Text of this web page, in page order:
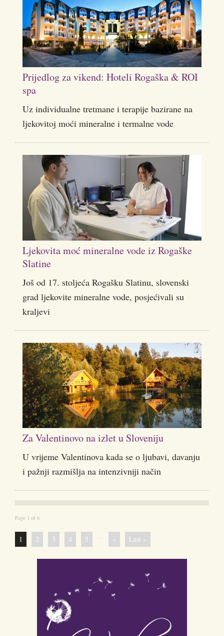
Prijedlog za vikend: Hoteli Rogaška & ROI
spa
Uz individualne tretmane i terapije bazirane na
ljekovitoj moći mineralne i termalne vode
Ljekovita moć mineralne vode iz Rogaške
Slatine
Još od 17. stoljeća Rogašku Slatinu, slovenski
grad ljekovite mineralne vode, posjećivali su
kraljevi
Za Valentinovo na izlet u Sloveniju
U vrijeme Valentinova kada se o ljubavi, davanju
i pažnji razmišlja na intenzivniji način
Page 1 of 6
1 2 3 4 5 ... » Last »